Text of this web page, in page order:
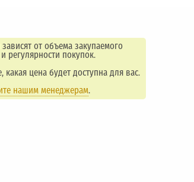
от объема закупаемого
регулярности покупок.
какая цена будет доступна для вас.
нашим менеджерам.